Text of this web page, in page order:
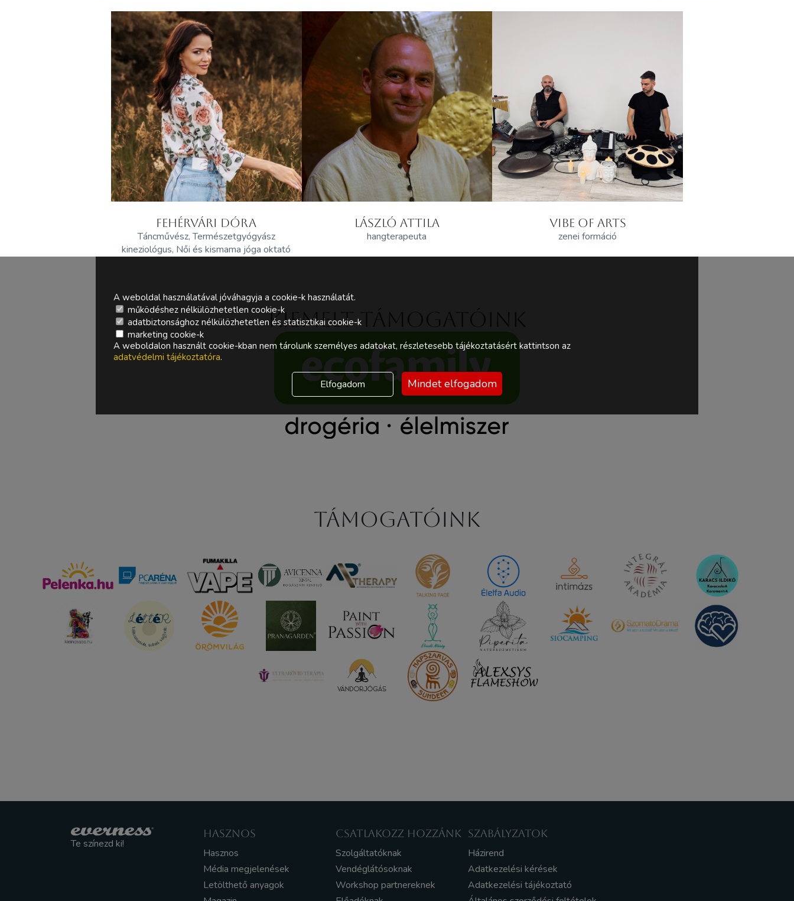
FEHÉRVÁRI DÓRA
Táncművész, Természetgyógyász
kineziológus, Női és kismama jóga oktató
LÁSZLÓ ATTILA
hangterapeuta
VIBE OF ARTS
zenei formáció
Kiemelt támogatóink
Támogatóink
Te színezd ki!
HASZNOS
Hasznos
Média megjelenések
Letölthető anyagok
CSATLAKOZZ HOZZÁNK
Szolgáltatóknak
Vendéglátósoknak
Workshop partnereknek
SZABÁLYZATOK
Házirend
Adatkezelési kérések
Adatkezelési tájékoztató
A weboldal használatával jóváhagyja a cookie-k használatát.
működéshez nélkülözhetetlen cookie-k
adatbiztonsághoz nélkülözhetetlen és statisztikai cookie-k
marketing cookie-k
A weboldalon használt cookie-kban nem tárolunk személyes adatokat, részletesebb tájékoztatásért kattintson az
adatvédelmi tájékoztatóra.
Elfogadom Mindet elfogadom